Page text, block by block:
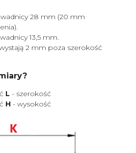
28 mm (20 mm
13,5 mm.
2 mm poza szerokość
L - szerokość
H - wysokość